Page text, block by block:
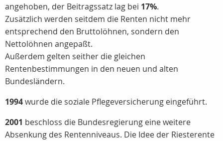
angehoben, der Beitragssatz lag bei 17%.
Zusätzlich werden seitdem die Renten nicht mehr
entsprechend den Bruttolöhnen, sondern den
Nettolöhnen angepaßt.
Außerdem gelten seither die gleichen
Rentenbestimmungen in den neuen und alten
Bundesländern.
1994wurde die soziale Pflegeversicherung eingeführt.
2001 beschloss die Bundesregierung eine weitere
Absenkung des Rentenniveaus. Die Idee der Riesterente